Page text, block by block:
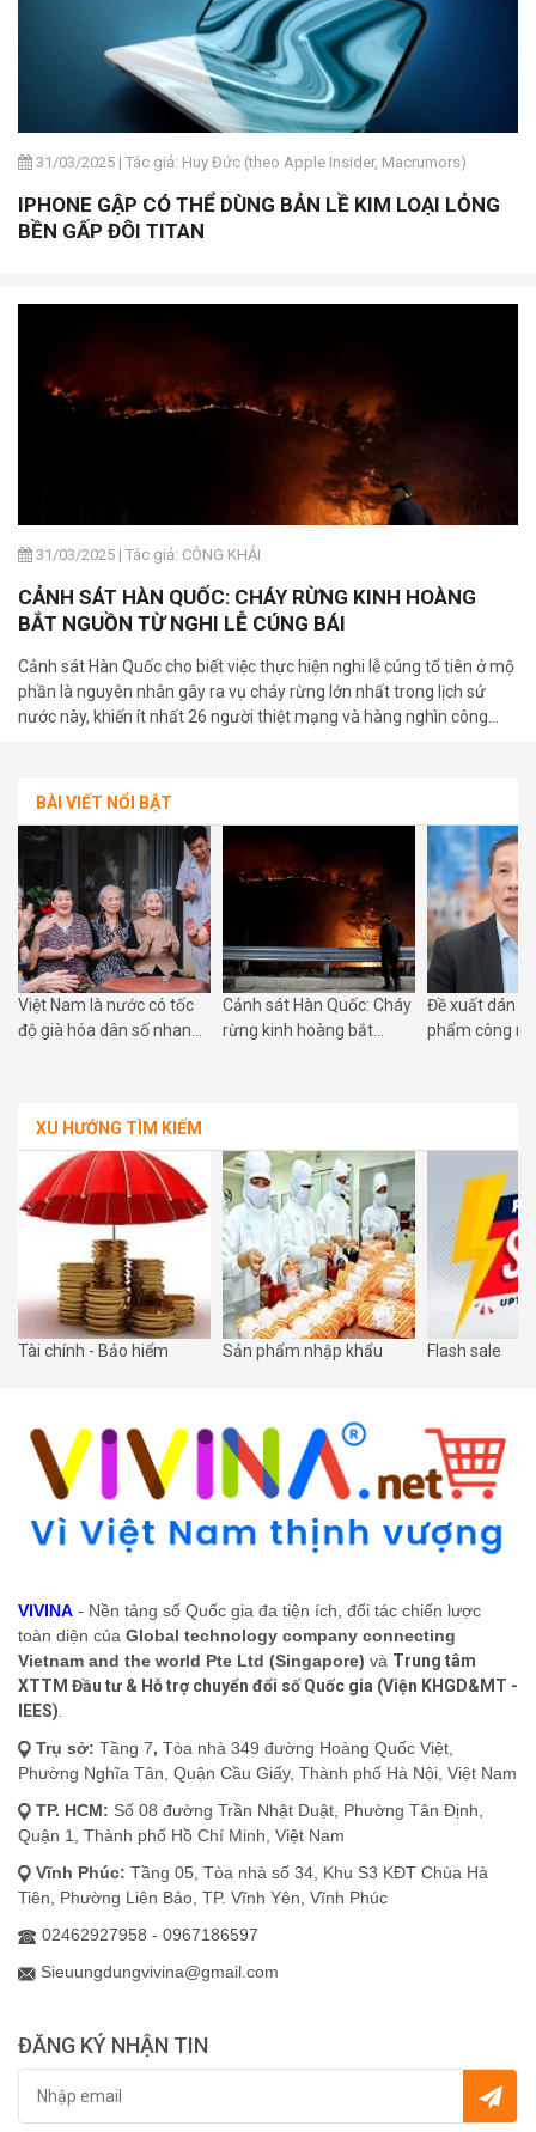
31/03/2025 | Tác giả: Huy Đức (theo Apple Insider, Macrumors)
IPHONE GẬP CÓ THỂ DÙNG BẢN LỀ KIM LOẠI LỎNG
BỀN GẤP ĐÔI TITAN
31/03/2025 | Tác giả: CÔNG KHẢI
CẢNH SÁT HÀN QUỐC: CHÁY RỪNG KINH HOÀNG
BẮT NGUỒN TỪ NGHI LỄ CÚNG BÁI
Cảnh sát Hàn Quốc cho biết việc thực hiện nghi lễ cúng tổ tiên ở mộ
phần là nguyên nhân gây ra vụ cháy rừng lớn nhất trong lịch sử
nước này, khiến ít nhất 26 người thiệt mạng và hàng nghìn công
BÀI VIẾT NỔI BẬT
Việt Nam là nước có tốc
độ già hóa dân số nhanh
Cảnh sát Hàn Quốc: Cháy
rừng kinh hoàng bắt
Đề xuất dán
phẩm công
XU HƯỚNG TÌM KIẾM
Tài chính - Bảo hiểm Sản phẩm nhập khẩu Flash sale
VIVINA - Nền tảng số Quốc gia đa tiện ích, đối tác chiến lược
toàn diện của Global technology company connecting
Vietnam and the world Pte Ltd (Singapore) và Trung tâm
XTTM Đầu tư & Hỗ trợ chuyển đổi số Quốc gia (Viện KHGD&MT -
IEES).
Trụ sở: Tầng 7, Tòa nhà 349 đường Hoàng Quốc Việt,
Phường Nghĩa Tân, Quận Cầu Giấy, Thành phố Hà Nội, Việt Nam
TP. HCM: Số 08 đường Trần Nhật Duật, Phường Tân Định,
Quận 1, Thành phố Hồ Chí Minh, Việt Nam
Vĩnh Phúc: Tầng 05, Tòa nhà số 34, Khu S3 KĐT Chùa Hà
Tiên, Phường Liên Bảo, TP. Vĩnh Yên, Vĩnh Phúc
02462927958 - 0967186597
Sieuungdungvivina@gmail.com
ĐĂNG KÝ NHẬN TIN